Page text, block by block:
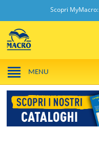
Scopri MyMacro:
MENU